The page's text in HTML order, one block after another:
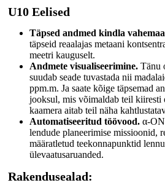
U10 Eelised
Täpsed andmed kindla
täpseid reaalajas metaani
meetri kauguselt.
Andmete visualiseerimine. Tänu
suudab seade tuvastada nii
ppm.m. Ja saate kõige täpsemad
jooksul, mis võimaldab teil kiiresti
kaamera aitab teil näha
Automatiseeritud töövood. α-
lendude planeerimise missioonid,
määratletud teekonnapunktid
ülevaatusaruanded.
Rakendusealad: